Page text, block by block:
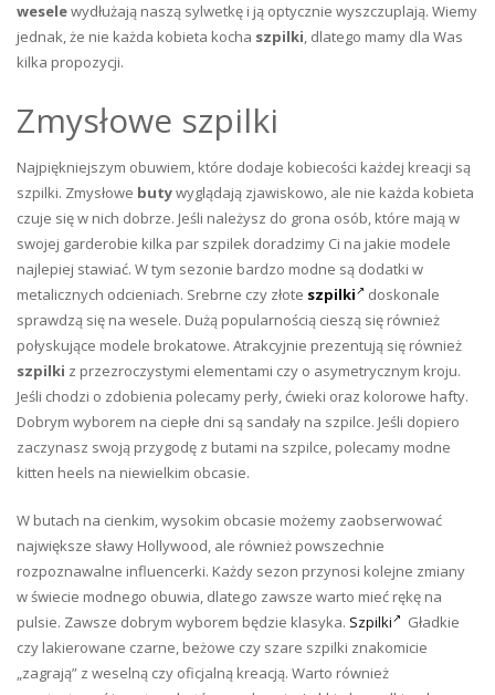
weselewydłużają naszą sylwetkę i ją optycznie wyszczuplają. Wiemy
jednak, że nie każda kobieta kocha szpilki, dlatego mamy dla Was
kilka propozycji.
Zmysłowe szpilki
Najpiękniejszym obuwiem, które dodaje kobiecości każdej kreacji są
szpilki. Zmysłowe butywyglądają zjawiskowo, ale nie każda kobieta
czuje się w nich dobrze. Jeśli należysz do grona osób, które mają w
swojej garderobie kilka par szpilek doradzimy Ci na jakie modele
najlepiej stawiać. W tym sezonie bardzo modne są dodatki w
metalicznych odcieniach. Srebrne czy złote szpilki
doskonale
sprawdzą się na wesele. Dużą popularnością cieszą się również
połyskujące modele brokatowe. Atrakcyjnie prezentują się również
szpilki z przezroczystymi elementami czy o asymetrycznym kroju.
Jeśli chodzi o zdobienia polecamy perły, ćwieki oraz kolorowe hafty.
Dobrym wyborem na ciepłe dni są sandały na szpilce. Jeśli dopiero
zaczynasz swoją przygodę z butami na szpilce, polecamy modne
kitten heels na niewielkim obcasie.
W butach na cienkim, wysokim obcasie możemy zaobserwować
największe sławy Hollywood, ale również powszechnie
rozpoznawalne influencerki. Każdy sezon przynosi kolejne zmiany
w świecie modnego obuwia, dlatego zawsze warto mieć rękę na
pulsie. Zawsze dobrym wyborem będzie klasyka. Szpilki
Gładkie
czy lakierowane czarne, beżowe czy szare szpilki znakomicie
„zagrają” z weselną czy oficjalną kreacją. Warto również